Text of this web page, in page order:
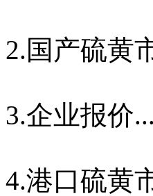
2.国产硫黄
3.企业报价
4.港口硫黄